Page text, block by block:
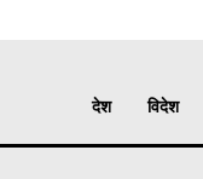
देश विदेश